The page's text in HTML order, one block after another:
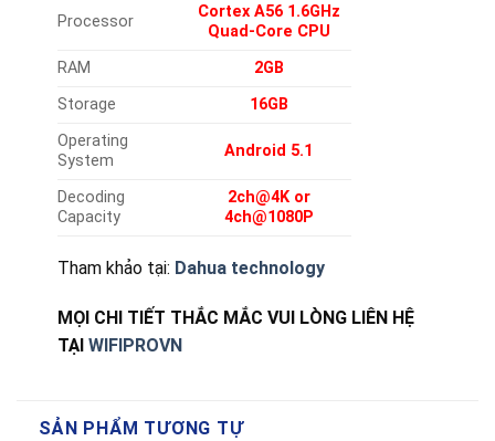
Processor
Cortex A56 1.6GHz
Quad-Core CPU
RAM
2GB
Storage
16GB
Operating
System
Android 5.1
Decoding
Capacity
2ch@4K or
4ch@1080P
Tham khảo tại: Dahua technology
MỌI CHI TIẾT THẮC MẮC VUI LÒNG LIÊN HỆ
TẠI WIFIPROVN
SẢN PHẨM TƯƠNG TỰ